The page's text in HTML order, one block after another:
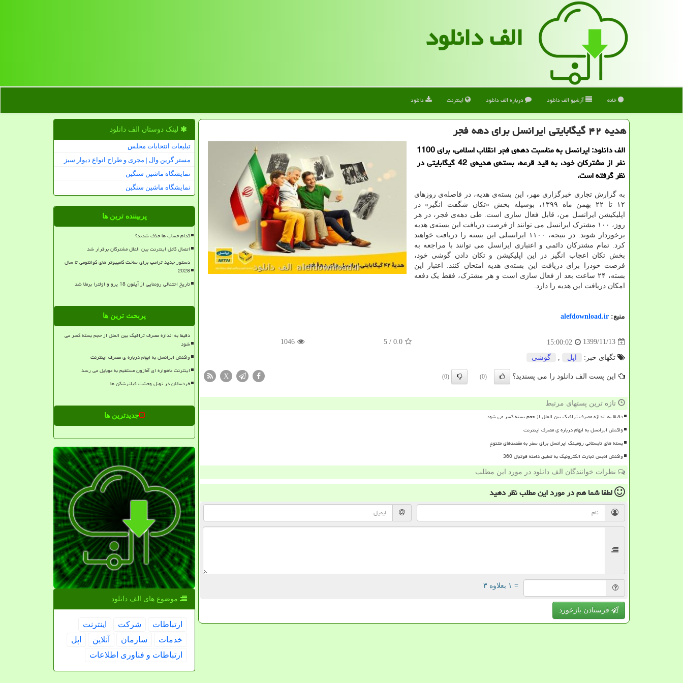
الف دانلود
خانه آرشیو الف دانلود درباره الف دانلود اینترنت دانلود
هدیه ۴۲ گیگابایتی ایرانسل برای دهه فجر
الف دانلود: ایرانسل به مناسبت دهه‌ی فجر انقلاب اسلامی، برای 1100
نفر از مشترکان خود، به قید قرعه، بسته‌ی هدیه‌ی 42 گیگابایتی در
نظر گرفته است.
به گزارش تجاری خبرگزاری مهر، این بسته‌ی هدیه، در فاصله‌ی روزهای
۱۲ تا ۲۲ بهمن ماه ۱۳۹۹، بوسیله بخش «تکان شگفت انگیز» در
اپلیکیشن ایرانسل من، قابل فعال سازی است. طی دهه‌ی فجر، در هر
روز، ۱۰۰ مشترک ایرانسل می توانند از فرصت دریافت این بسته‌ی هدیه
برخوردار شوند. در نتیجه، ۱۱۰۰ ایرانسلی این بسته را دریافت خواهند
کرد. تمام مشترکان دائمی و اعتباری ایرانسل می توانند با مراجعه به
بخش تکان اعجاب انگیز در این اپلیکیشن و تکان دادن گوشی خود،
فرصت خودرا برای دریافت این بسته‌ی هدیه امتحان کنند. اعتبار این
بسته، ۲۴ ساعت بعد از فعال سازی است و هر مشترک، فقط یک دفعه
امکان دریافت این هدیه را دارد.
منبع: alefdownload.ir
1399/11/13
15:00:02
0.0
/ 5
1046
تگهای خبر: اپل گوشی
این پست الف دانلود را می پسندید؟ (0)
(0)
X
تازه ترین پستهای مرتبط
دقیقا به اندازه مصرف ترافیک بین الملل از حجم بسته کسر می شود
واکنش ایرانسل به ابهام درباره ی مصرف اینترنت
بسته های تابستانی رومینگ ایرانسل برای سفر به مقصدهای متنوع
واکنش انجمن تجارت الکترونیک به تعلیق دامنه فوتبال 360
نظرات خوانندگان الف دانلود در مورد این مطلب
لطفا شما همدر مورد این مطلبنظر دهید
= ۱ بعلاوه ۳
فرستادن بازخورد
لینک دوستان الف دانلود
تبلیغات انتخابات مجلس
مستر گرین وال | مجری و طراح انواع دیوار سبز
نمایشگاه ماشین سنگین
نمایشگاه ماشین سنگین
پربیننده ترین ها
کدام حساب ها حذف شدند؟
اتصال کامل اینترنت بین الملل مشترکان برقرار شد
دستور جدید ترامپ برای ساخت کامپیوتر های کوانتومی تا سال
2028
تاریخ احتمالی رونمایی از آیفون 18 پرو و اولترا برملا شد
پربحث ترین ها
دقیقا به اندازه مصرف ترافیک بین الملل از حجم بسته کسر می
شود
واکنش ایرانسل به ابهام درباره ی مصرف اینترنت
اینترنت ماهواره ای آمازون مستقیم به موبایل می رسد
خردسالان در تونل وحشت فیلترشکن ها
جدیدترین ها
موضوع های الف دانلود
ارتباطات شركت
اینترنت
خدمات
سازمان آنلاین
اپل
ارتباطات و فناوری اطلاعات